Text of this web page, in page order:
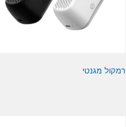
רמקול מגנטי